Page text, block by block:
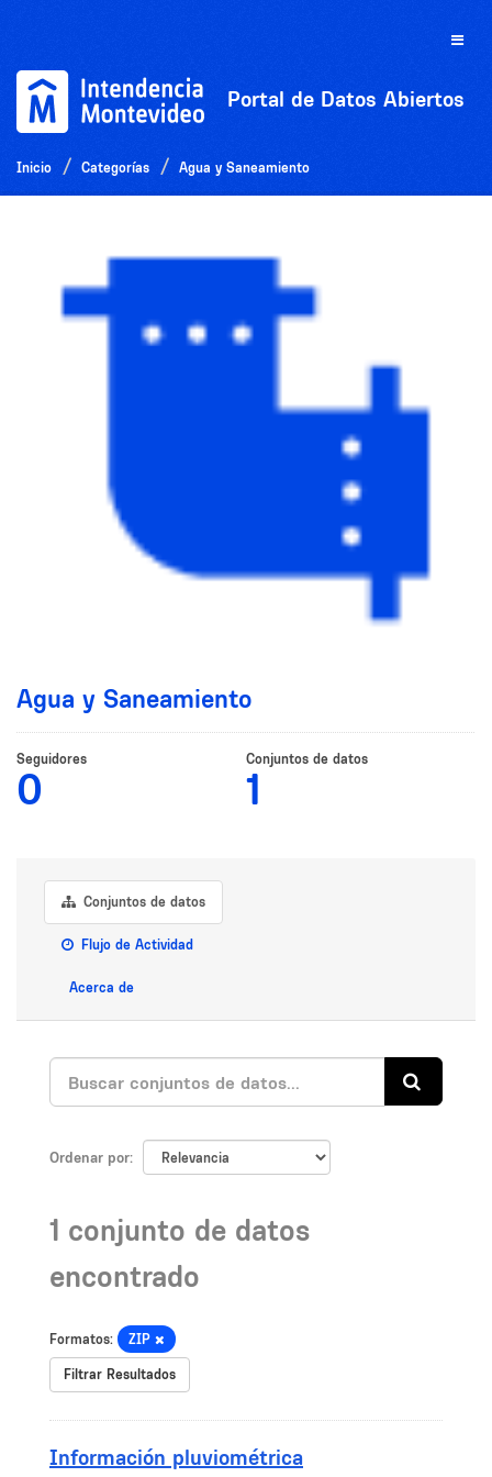
Toggle
Portal de Datos Abiertos
Inicio Categorías Agua y Saneamiento
Agua y Saneamiento
Seguidores
0
Conjuntos de datos
1
Conjuntos de datos
Flujo de Actividad
Acerca de
Ordenar por
1 conjunto de datos
encontrado
Formatos: ZIP
Filtrar Resultados
Información pluviométrica